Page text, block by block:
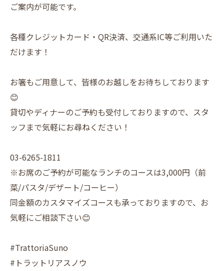
ご案内が可能です。
各種クレジットカード・QR決済、交通系IC等ご利用いた
だけます！
お箸もご用意して、皆様のお越しをお待ちしております
😊
貸切やディナーのご予約も受付しておりますので、スタ
ッフまで気軽にお尋ねください！
03-6265-1811
※お席のご予約が可能なランチのコースは3,000円（前
菜/パスタ/デザート/コーヒー）
同金額のカスタマイズコースも承っておりますので、お
気軽にご相談下さい😊
#TrattoriaSuno
#トラットリアスノウ